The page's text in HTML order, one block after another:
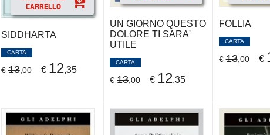
CARRELLO
SIDDHARTA
CARTA
€13,00 € 12,35
UN GIORNO QUESTO
DOLORE TI SARA'
UTILE
CARTA
€13,00 € 12,35
FOLLIA
CARTA
€13,00 €